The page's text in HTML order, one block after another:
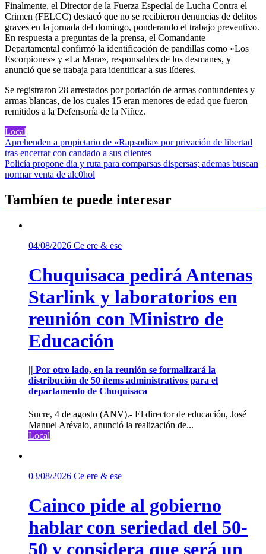
Finalmente, el Director de la Fuerza Especial de Lucha Contra el
Crimen (FELCC) destacó que no se recibieron denuncias de delitos
graves en la jornada del domingo, ponderando el trabajo preventivo.
En respuesta a preguntas de la prensa, el Comandante
Departamental confirmó la identificación de pandillas como «Los
Escorpiones» y «La Mara», responsables de los desmanes, y
anunció que se trabaja para identificar a sus líderes.
Se registraron 28 arrestados por portación de armas contundentes y
armas blancas, de los cuales 15 eran menores de edad que fueron
remitidos a la Defensoría de la Niñez.
Local
Navegación
de
entradas
Aprehenden a propietario de «Rapsodia» por privación de libertad
tras encerrar con candado a sus clientes
Policía propone día y ruta para comparsas dispersas; ademas buscan
normar venta de alc0hol
Tambíen te puede interesar
04/08/2026 Ce ere & ese
Chuquisaca pedirá Antenas
Starlink y laboratorios en
reunión con Ministro de
Educación
|| Por otro lado, en la reunión se formalizará la
distribución de 50 ítems administrativos para el
departamento de Chuquisaca
Sucre, 4 de agosto (ANV).- El director de educación, José
Manuel Arévalo, anunció la realización de...
Local
03/08/2026 Ce ere & ese
Cainco pide al gobierno
hablar con seriedad del 50-
50 y considera que será un